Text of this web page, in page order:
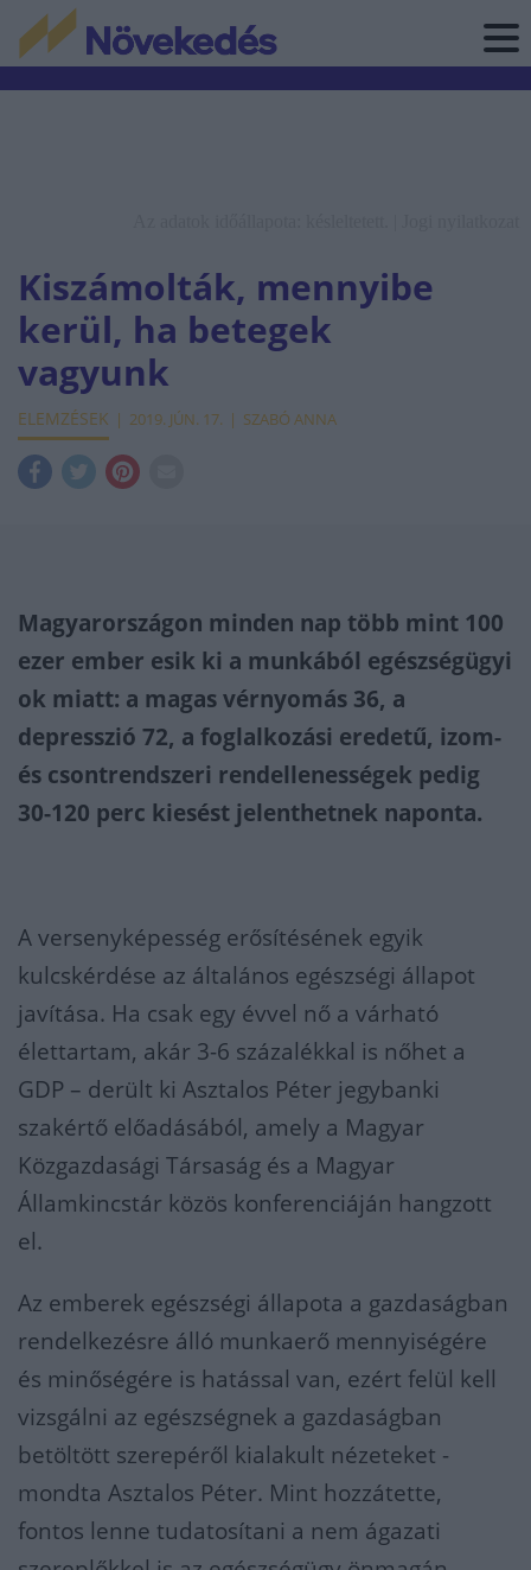
Kiszámolták, mennyibe
kerül, ha betegek
vagyunk
ELEMZÉSEK 2019. JÚN. 17. SZABÓ ANNA
Magyarországon minden nap több mint 100
ezer ember esik ki a munkából egészségügyi
ok miatt: a magas vérnyomás 36, a
depresszió 72, a foglalkozási eredetű, izom-
és csontrendszeri rendellenességek pedig
30-120 perc kiesést jelenthetnek naponta.
A versenyképesség erősítésének egyik
kulcskérdése az általános egészségi állapot
javítása. Ha csak egy évvel nő a várható
élettartam, akár 3-6 százalékkal is nőhet a
GDP – derült ki Asztalos Péter jegybanki
szakértő előadásából, amely a Magyar
Közgazdasági Társaság és a Magyar
Államkincstár közös konferenciáján hangzott
el.
Az emberek egészségi állapota a gazdaságban
rendelkezésre álló munkaerő mennyiségére
és minőségére is hatással van, ezért felül kell
vizsgálni az egészségnek a gazdaságban
betöltött szerepéről kialakult nézeteket -
mondta Asztalos Péter. Mint hozzátette,
fontos lenne tudatosítani a nem ágazati